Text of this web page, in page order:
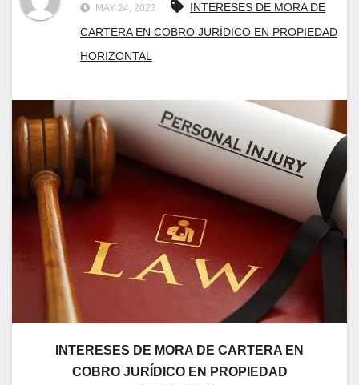
MAY 24, 2023
INTERESES DE MORA DE
CARTERA EN COBRO JURÍDICO EN PROPIEDAD
HORIZONTAL
INTERESES DE MORA DE CARTERA EN
COBRO JURÍDICO EN PROPIEDAD